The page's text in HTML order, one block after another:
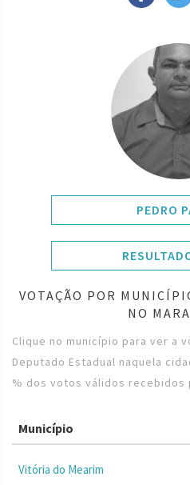
PEDRO
VOTAÇÃO POR
NO
Clique no município para ver a
Deputado Estadual naquela
% dos votos válidos recebidos
Município
Vitória do Mearim